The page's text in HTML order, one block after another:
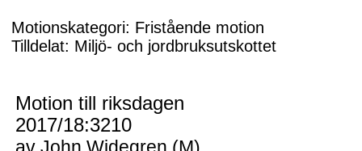
Motionskategori: Fristående motion
Tilldelat: Miljö- och jordbruksutskottet
Motion till riksdagen
2017/18:3210